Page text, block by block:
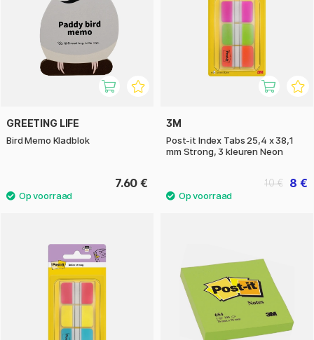
GREETING LIFE
Bird Memo Kladblok
7.60 €
3M
Post-it Index Tabs 25,4 x 38,1
mm Strong, 3 kleuren Neon
8 €
10 €